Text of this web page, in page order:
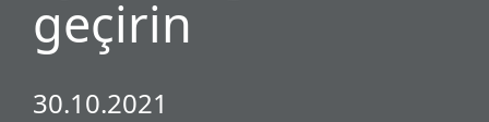
geçirin
30.10.2021